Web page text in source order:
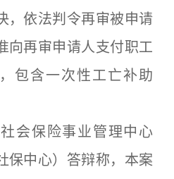
，依法判令再审被申请
向再审申请人支付职工
包含一次性工亡补助
保险事业管理中心
保中心）答辩称，本案